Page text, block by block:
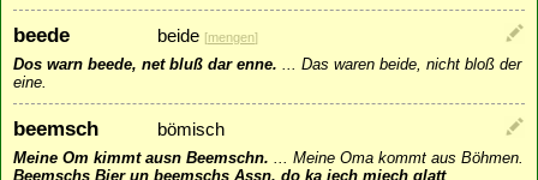
beede beide [mengen]
Dos warn beede, net bluß dar enne. ... Das waren beide, nicht bloß der
eine.
beemsch bömisch
Meine Om kimmt ausn Beemschn. ... Meine Oma kommt aus Böhmen.
Beemschs Bier un beemschs Assn, do ka iech miech glatt